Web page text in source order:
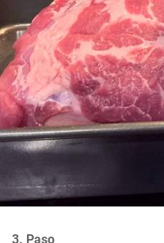
3. Paso